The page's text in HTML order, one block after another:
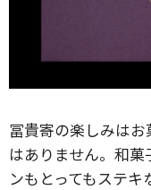
冨貴寄の楽しみは
はありません。和
ンもとってもステ